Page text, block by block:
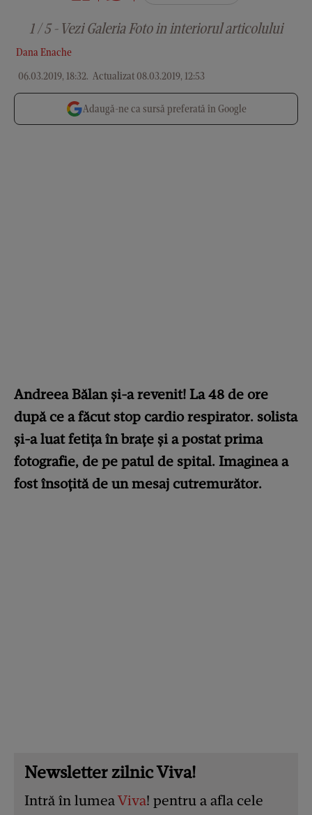
Dana Enache
06.03.2019, 18:32. Actualizat 08.03.2019, 12:53
1 / 5 - Vezi Galeria Foto in interiorul articolului
Adaugă-ne ca sursă preferată în Google
Andreea Bălan și-a revenit! La 48 de ore
după ce a făcut stop cardio respirator. solista
și-a luat fetița în brațe și a postat prima
fotografie, de pe patul de spital. Imaginea a
fost însoțită de un mesaj cutremurător.
Newsletter zilnic Viva!
Intră în lumeaViva! pentru a afla cele